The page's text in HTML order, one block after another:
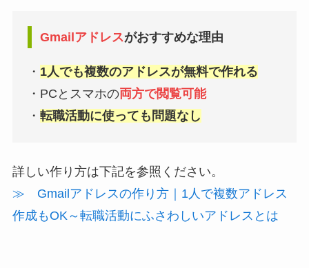
Gmailアドレスがおすすめな理由
・ 1人でも複数のアドレスが無料で作れる
・PCとスマホの両方で閲覧可能
・転職活動に使っても問題なし
詳しい作り方は下記を参照ください。
≫ Gmailアドレスの作り方｜1人で複数アドレス
作成もOK～転職活動にふさわしいアドレスとは